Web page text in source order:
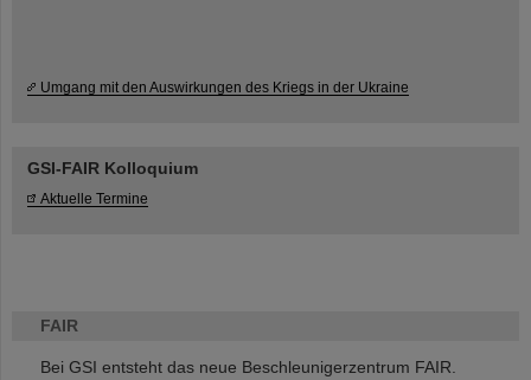
FAIR
Bei GSI entsteht das neue Beschleunigerzentrum FAIR.
Umgang mit den Auswirkungen des Kriegs in der Ukraine
GSI-FAIR Kolloquium
Aktuelle Termine